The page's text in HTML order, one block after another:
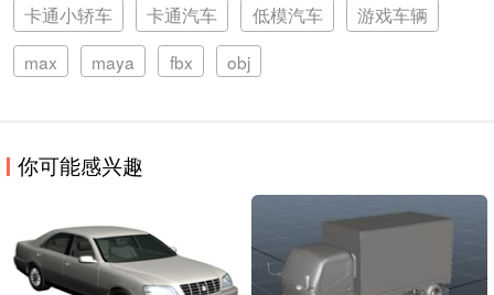
卡通小轿车 卡通汽车 低模汽车
游戏车辆
max
maya fbx obj
你可能感兴趣